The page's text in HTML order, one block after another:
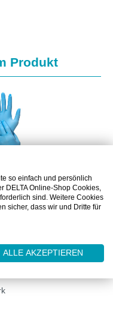
Produkt
240 MM, L
so einfach und persönlich
DELTA Online-Shop Cookies,
sind. Weitere Cookies
sicher, dass wir und Dritte für
ALLE AKZEPTIEREN